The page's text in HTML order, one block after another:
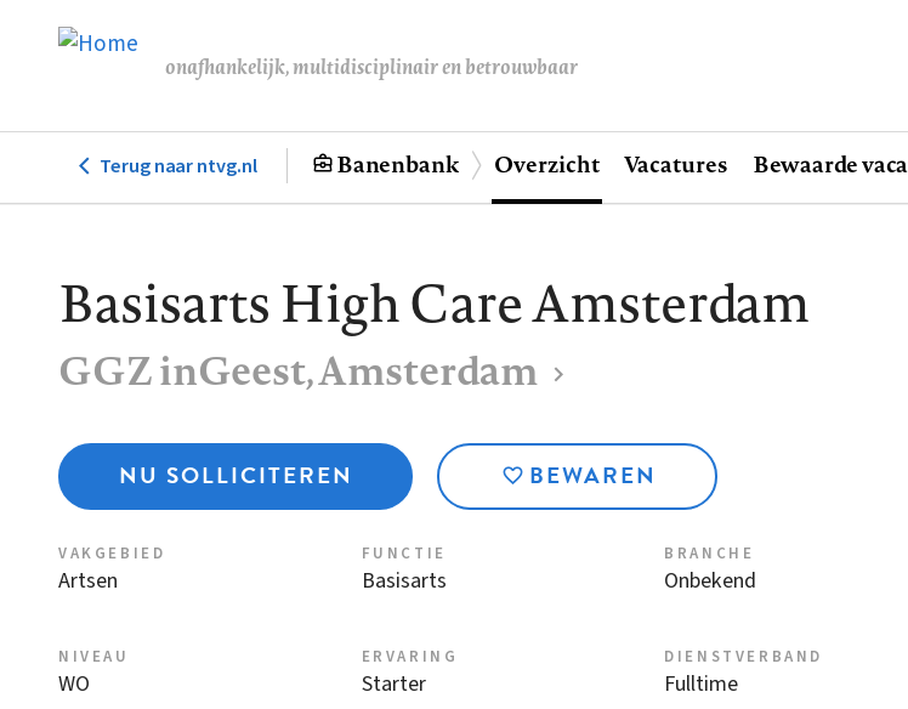
de
onafhankelijk, multidisciplinair en betrouwbaar
Hoofdnavigatie
Terug naar ntvg.nl Banenbank Overzicht Vacatures Bewaarde
Basisarts High Care Amsterdam
GGZ inGeest, Amsterdam
NU SOLLICITEREN BEWAREN
VAKGEBIED
Artsen
FUNCTIE
Basisarts
BRANCHE
Onbekend
NIVEAU
WO
ERVARING
Starter
DIENSTVERBAND
Fulltime